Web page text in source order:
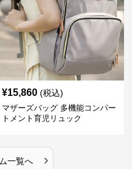
¥15,860 (税込)
マザーズバッグ 多機能コンパー
トメント育児リュック
一覧へ ›